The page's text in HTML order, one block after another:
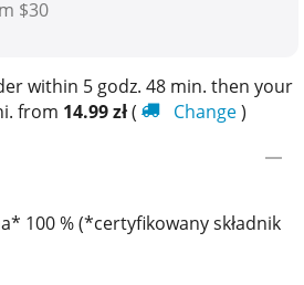
$30
within 5 godz. 48 min. then your
from 14.99zł( Change)
100 % (*certyfikowany składnik